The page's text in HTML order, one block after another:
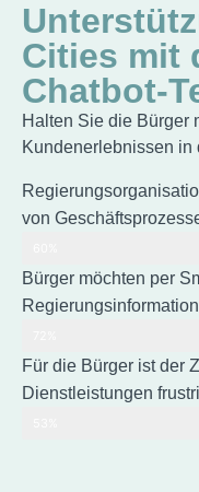
Cities mit
Chatbot-
Halten Sie die Bürger
Kundenerlebnissen in
von
Bürger möchten per
Für die Bürger ist der
Dienstleistungen